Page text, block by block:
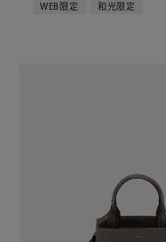
WEB限定 和光限定